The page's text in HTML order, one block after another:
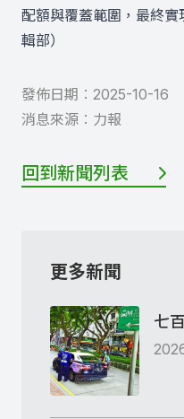
配額與覆蓋範圍，最終
輯部）
發佈日期︰ 2025-10-16
消息來源︰ 力報
回到新聞列表
更多新聞
七